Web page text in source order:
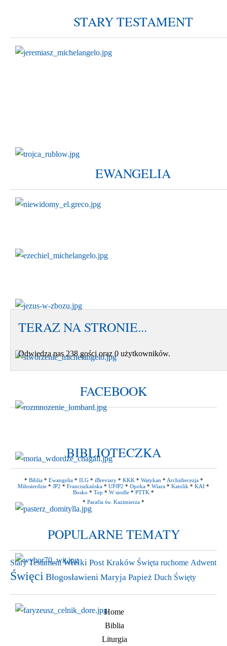
STARY TESTAMENT
EWANGELIA
TERAZ NA STRONIE...
Odwiedza nas 238 gości oraz 0 użytkowników.
FACEBOOK
BIBLIOTECZKA
* Biblia* Ewangelia* ILG* iBreviary* KKK* Watykan * Archidiecezja*
Miłosierdzie * JP2 * Franciszkańska * UPJP2 * Opoka * Wiara * Katolik * KAI *
Bosko * Top * W siodle * PTTK *
* Parafia św. Kazimierza *
POPULARNE TEMATY
Stary Testament Wielki Post Kraków Święta ruchome Adwent
Święci Błogosławieni Maryja Papież Duch Święty
Home
Biblia
Liturgia